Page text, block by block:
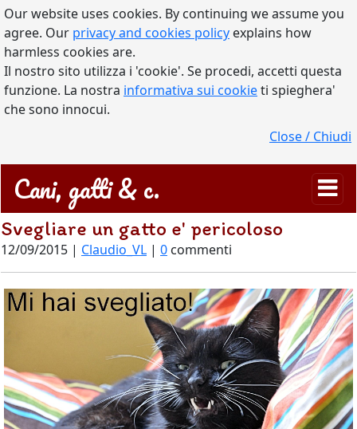
Our website uses cookies. By continuing we assume you
agree. Our privacy and cookies policy explains how
harmless cookies are.
Il nostro sito utilizza i 'cookie'. Se procedi, accetti questa
funzione. La nostra informativa sui cookieti spieghera'
che sono innocui.
Close / Chiudi
Cani, gatti & c.
Svegliare un gatto e' pericoloso
12/09/2015 | Claudio_VL | 0 commenti